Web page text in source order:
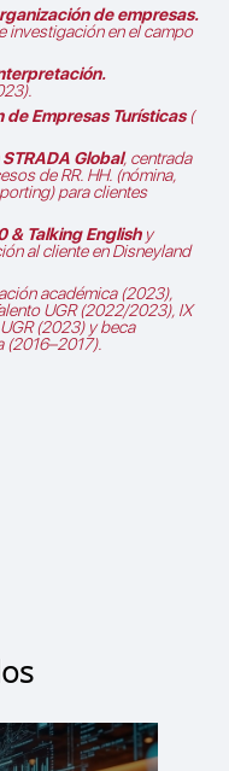
de empresas.
investigación en el campo
de Empresas Turísticas(
Global, centrada
de RR. HH. (nómina,
para clientes
& Talking English y
al cliente en Disneyland
académica (2023),
UGR (2022/2023), IX
(2023) y beca
(2016–2017).